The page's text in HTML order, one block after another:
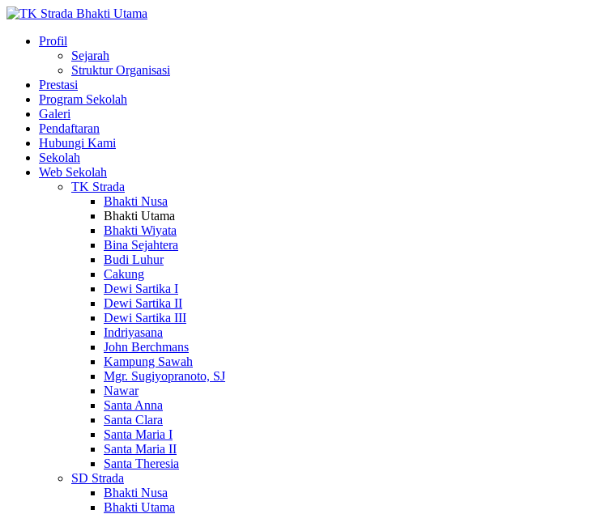
Profil
Sejarah
Struktur Organisasi
Prestasi
Program Sekolah
Galeri
Pendaftaran
Hubungi Kami
Sekolah
Web Sekolah
TK Strada
Bhakti Nusa
Bhakti Utama
Bhakti Wiyata
Bina Sejahtera
Budi Luhur
Cakung
Dewi Sartika I
Dewi Sartika II
Dewi Sartika III
Indriyasana
John Berchmans
Kampung Sawah
Mgr. Sugiyopranoto, SJ
Nawar
Santa Anna
Santa Clara
Santa Maria I
Santa Maria II
Santa Theresia
SD Strada
Bhakti Nusa
Bhakti Utama